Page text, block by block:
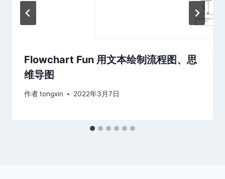
Flowchart Fun 用文本绘制流程图、思
维导图
作者tongxin 2022年3月7日